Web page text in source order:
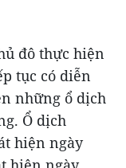
đô thực hiện
tục có diễn
những ổ dịch
Ổ dịch
hiện ngày